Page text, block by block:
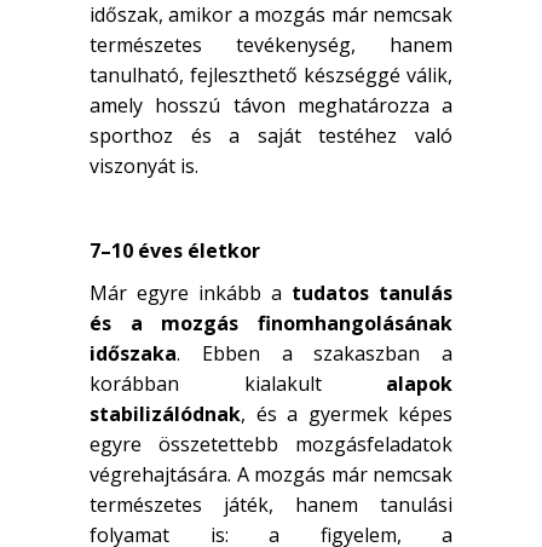
időszak, amikor a mozgás már nemcsak
természetes tevékenység, hanem
tanulható, fejleszthető készséggé válik,
amely hosszú távon meghatározza a
sporthoz és a saját testéhez való
viszonyát is.
7–10 éves életkor
Már egyre inkább a tudatos tanulás
és a mozgás finomhangolásának
időszaka. Ebben a szakaszban a
korábban kialakult alapok
stabilizálódnak, és a gyermek képes
egyre összetettebb mozgásfeladatok
végrehajtására. A mozgás már nemcsak
természetes játék, hanem tanulási
folyamat is: a figyelem, a